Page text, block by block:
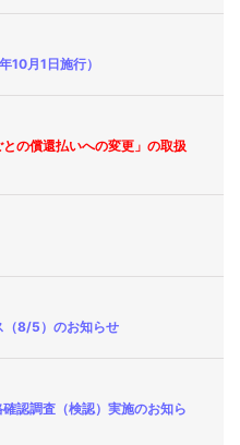
10月1日施行）
の償還払いへの変更」の取扱
（8/5）のお知らせ
認調査（検認）実施のお知ら